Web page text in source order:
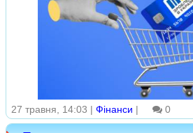
27 травня, 14:03 | Фінанси | 0